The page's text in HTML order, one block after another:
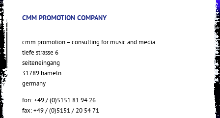
CMM PROMOTION COMPANY
cmm promotion – consulting for music and media
tiefe strasse 6
seiteneingang
31789 hameln
germany
fon: +49 / (0)5151 81 94 26
fax: +49 / (0)5151 / 20 54 71